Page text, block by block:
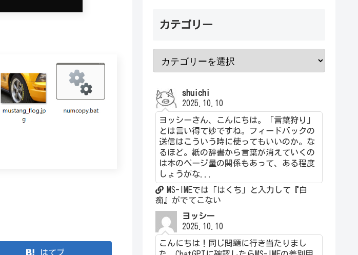
はてブ
カテゴリー
shuichi
2025.10.10
ヨッシーさん、こんにちは。「言葉狩り」
とは言い得て妙ですね。フィードバックの
送信はこういう時に使ってもいいのか。な
るほど。紙の辞書から言葉が消えていくの
は本のページ量の関係もあって、ある程度
しょうがな...
MS-IMEでは「はくち」と入力して『白
痴』がでてこない
ヨッシー
2025.10.10
こんにちは！同じ問題に行き当たりまし